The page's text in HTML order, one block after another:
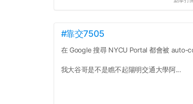
#靠交7505
在 Google 搜尋 NYCU Portal 都會被 auto-
我大谷哥是不是瞧不起陽明交通大學阿...